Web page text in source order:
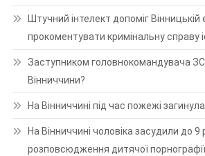
Штучний інтелект допоміг
прокоментувати кримінальну справу
Заступником головнокомандувача
Вінниччини?
На Вінниччині під час пожежі
На Вінниччині чоловіка засудили до 9
розповсюдження дитячої порнографії